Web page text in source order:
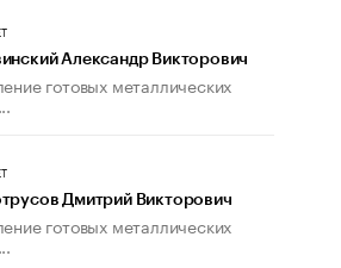
стареет иначе». Как живет глава
Александр Викторович
готовых металлических
Дмитрий Викторович
готовых металлических